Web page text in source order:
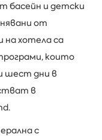
басейн и детски
от
на хотела са
които
шест дни в
в
с